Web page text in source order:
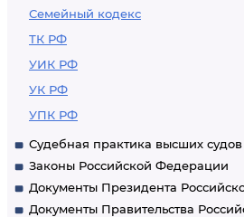
Семейный кодекс
ТК РФ
УИК РФ
УК РФ
УПК РФ
Судебная практика высших
Законы Российской Федерации
Документы Президента
Документы Правительства